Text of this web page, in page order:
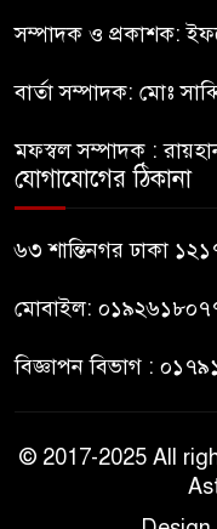
সম্পাদক ও প্রকাশক:
বার্তা সম্পাদক: মোঃ
মফস্বল সম্পাদক :
যোগাযোগের ঠিকানা
৬৩ শান্তিনগর ঢাকা
মোবাইল:
বিজ্ঞাপন বিভাগ :
© 2017-2025 All